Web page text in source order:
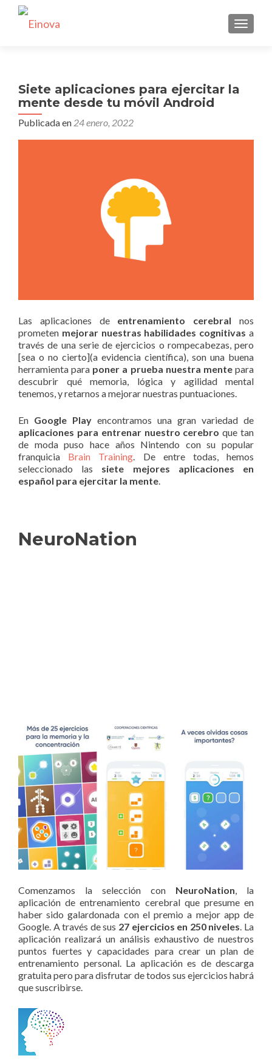
Siete aplicaciones para ejercitar la
mente desde tu móvil Android
Publicada en 24 enero, 2022
Las aplicaciones de entrenamiento cerebral nos
prometen mejorar nuestras habilidades cognitivas a
través de una serie de ejercicios o rompecabezas, pero
[sea o no cierto](a evidencia científica), son una buena
herramienta para poner a prueba nuestra mentepara
descubrir qué memoria, lógica y agilidad mental
tenemos, y retarnos a mejorar nuestras puntuaciones.
En Google Play encontramos una gran variedad de
aplicaciones para entrenar nuestro cerebro que tan
de moda puso hace años Nintendo con su popular
franquicia Brain Training. De entre todas, hemos
seleccionado las siete mejores aplicaciones en
español para ejercitar la mente.
NeuroNation
Comenzamos la selección con NeuroNation, la
aplicación de entrenamiento cerebral que presume en
haber sido galardonada con el premio a mejor app de
Google. A través de sus 27 ejercicios en 250 niveles. La
aplicación realizará un análisis exhaustivo de nuestros
puntos fuertes y capacidades para crear un plan de
entrenamiento personal. La aplicación es de descarga
gratuita pero para disfrutar de todos sus ejercicios habrá
que suscribirse.